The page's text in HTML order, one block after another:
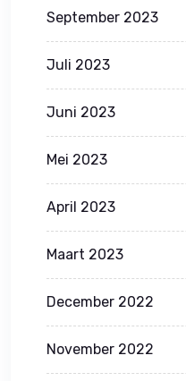
September 2023
Juli 2023
Juni 2023
Mei 2023
April 2023
Maart 2023
December 2022
November 2022